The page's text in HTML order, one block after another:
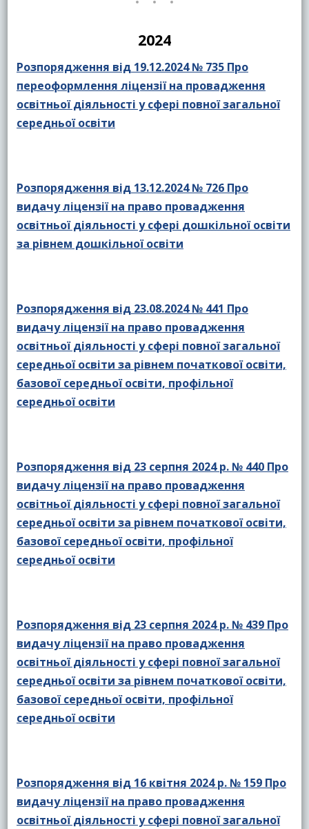
2024
Розпорядження від 19.12.2024 № 735 Про
переоформлення ліцензії на провадження
освітньої діяльності у сфері повної загальної
середньої освіти
Розпорядження від 13.12.2024 № 726 Про
видачу ліцензії на право провадження
освітньої діяльності у сфері дошкільної освіти
за рівнем дошкільної освіти
Розпорядження від 23.08.2024 № 441 Про
видачу ліцензії на право провадження
освітньої діяльності у сфері повної загальної
середньої освіти за рівнем початкової освіти,
базової середньої освіти, профільної
середньої освіти
Розпорядження від 23 серпня 2024 р. № 440 Про
видачу ліцензії на право провадження
освітньої діяльності у сфері повної загальної
середньої освіти за рівнем початкової освіти,
базової середньої освіти, профільної
середньої освіти
Розпорядження від 23 серпня 2024 р. № 439 Про
видачу ліцензії на право провадження
освітньої діяльності у сфері повної загальної
середньої освіти за рівнем початкової освіти,
базової середньої освіти, профільної
середньої освіти
Розпорядження від 16 квітня 2024 р. № 159 Про
видачу ліцензії на право провадження
освітньої діяльності у сфері повної загальної